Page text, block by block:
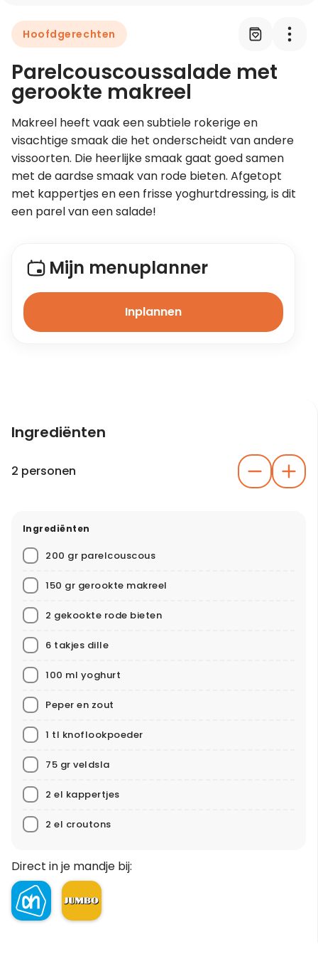
Leer koken als een chef
Kooktips & blogs
Hoofdgerechten
Parelcouscoussalade met
gerookte makreel
Makreel heeft vaak een subtiele rokerige en
visachtige smaak die het onderscheidt van andere
vissoorten. Die heerlijke smaak gaat goed samen
met de aardse smaak van rode bieten. Afgetopt
met kappertjes en een frisse yoghurtdressing, is dit
een parel van een salade!
Mijn menuplanner
Inplannen
Ingrediënten
2 personen
Ingrediënten
200 gr parelcouscous
150 gr gerookte makreel
2 gekookte rode bieten
6 takjes dille
100 ml yoghurt
Peper en zout
1 tl knoflookpoeder
75 gr veldsla
2 el kappertjes
2 el croutons
Direct in je mandje bij: